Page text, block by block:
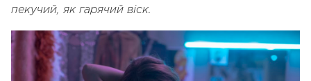
пекучий, як гарячий віск.